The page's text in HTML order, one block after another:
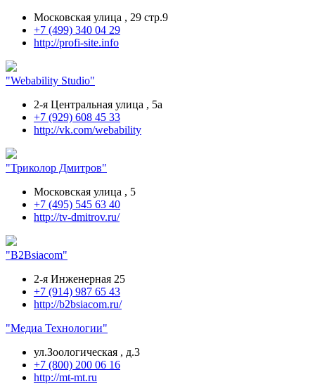
Московская улица , 29 стр.9
+7 (499) 340 04 29
http://profi-site.info
"Webability Studio"
2-я Центральная улица , 5а
+7 (929) 608 45 33
http://vk.com/webability
"Триколор Дмитров"
Московская улица , 5
+7 (495) 545 63 40
http://tv-dmitrov.ru/
"В2Вsiacom"
2-я Инженерная 25
+7 (914) 987 65 43
http://b2bsiacom.ru/
"Медиа Технологии"
ул.Зоологическая , д.3
+7 (800) 200 06 16
http://mt-mt.ru